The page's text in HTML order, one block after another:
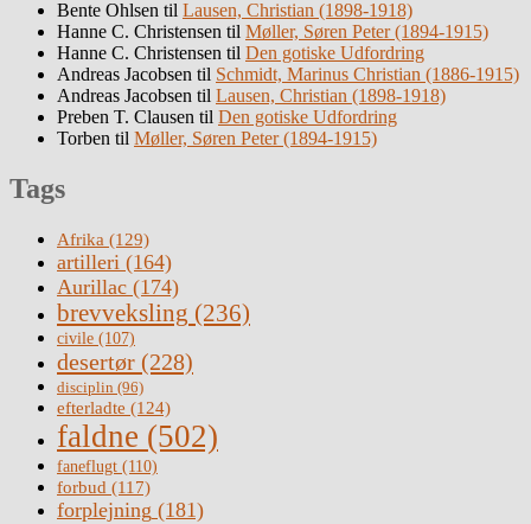
Bente Ohlsen til Lausen, Christian (1898-1918)
Hanne C. Christensen til Møller, Søren Peter (1894-1915)
Hanne C. Christensen til Den gotiske Udfordring
Andreas Jacobsen til Schmidt, Marinus Christian (1886-1915)
Andreas Jacobsen til Lausen, Christian (1898-1918)
Preben T. Clausen til Den gotiske Udfordring
Torben til Møller, Søren Peter (1894-1915)
Tags
Afrika (129)
artilleri (164)
Aurillac (174)
brevveksling (236)
civile (107)
desertør (228)
disciplin (96)
efterladte (124)
faldne (502)
faneflugt (110)
forbud (117)
forplejning (181)